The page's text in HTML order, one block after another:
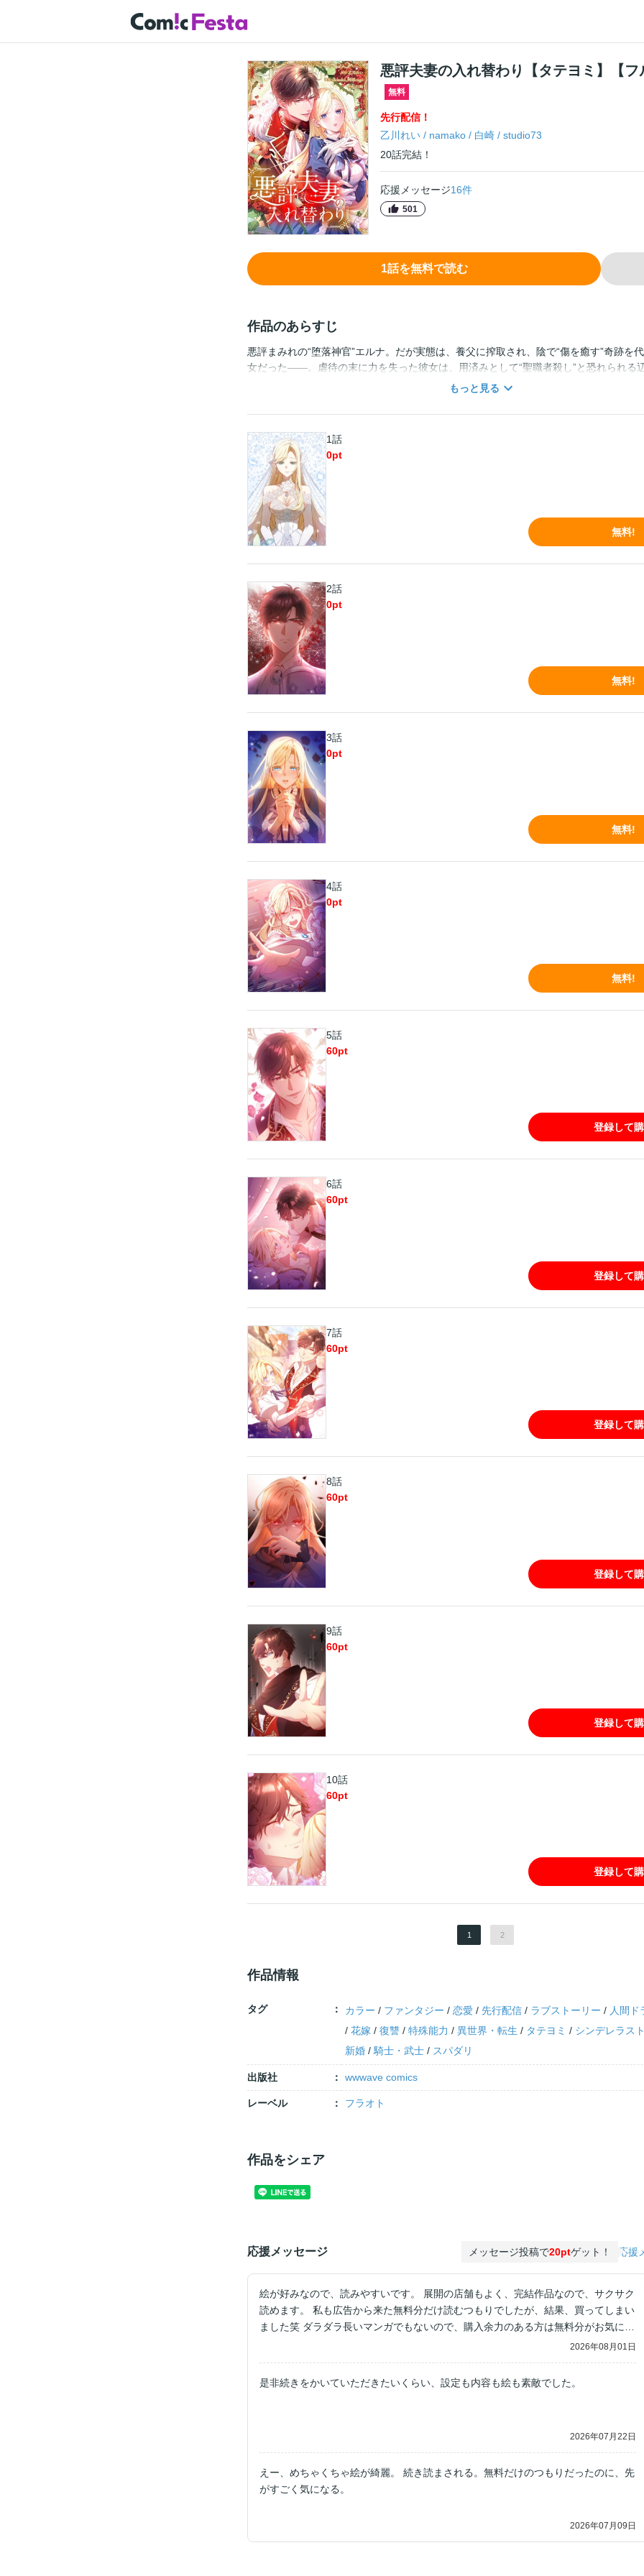
悪評夫妻の入れ替わり【タテヨミ】【フ
無料
先行配信！
乙川れい / namako / 白崎 / studio73
20話完結！
応援メッセージ16件
501
1話を無料で読む
作品のあらすじ
悪評まみれの“堕落神官”エルナ。だが実態は、養父に搾取され、陰で“傷を癒す”奇跡を
女だった――。虐待の末に力を失った彼女は、用済みとして“聖職者殺し”と恐れられる
へ嫁がされる。婚家での嫌がらせと孤独に耐えかね、「ただ居場所が欲しかった」と
互いの隠された真意と深く不器用な愛。凍てついていた二人の心は、今、甘い熱を帯び
合っていく――…
もっと見る
1話
0pt
無料!
2話
0pt
無料!
3話
0pt
無料!
4話
0pt
無料!
5話
60pt
登録して
6話
60pt
登録して
7話
60pt
登録して
8話
60pt
登録して
9話
60pt
登録して
10話
60pt
登録して
1 2
作品情報
タグ カラー / ファンタジー /恋愛 /先行配信 / ラブストーリー / 人間ド
/花嫁 /復讐 /特殊能力 /異世界・転生 / タテヨミ / シンデレラス
新婚 /騎士・武士 / スパダリ
出版社 wwwave comics
レーベル フラオト
作品をシェア
応援メッセージ メッセージ投稿で20ptゲット！ 応援
絵が好みなので、読みやすいです。 展開の店舗もよく、完結作品なので、サクサク
読めます。 私も広告から来た無料分だけ読むつもりでしたが、結果、買ってしまい
ました笑 ダラダラ長いマンガでもないので、購入余力のある方は無料分がお気に召
2026年08月01日
是非続きをかいていただきたいくらい、設定も内容も絵も素敵でした。
2026年07月22日
えー、めちゃくちゃ絵が綺麗。 続き読まされる。無料だけのつもりだったのに、先
がすごく気になる。
2026年07月09日